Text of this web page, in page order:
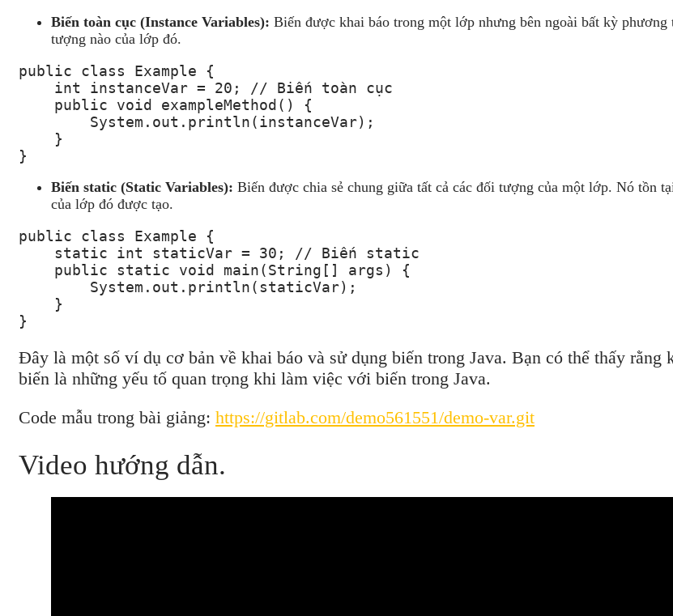
Biến toàn cục (Instance Variables): Biến được khai báo trong một lớp nhưng bên ngoài bất kỳ
tượng nào của lớp đó.
public class Example {
    int instanceVar = 20; // Biến toàn cục
    public void exampleMethod() {
        System.out.println(instanceVar);
    }
}
Biến static (Static Variables): Biến được chia sẻ chung giữa tất cả các đối tượng của một lớp. Nó tồn
của lớp đó được tạo.
public class Example {
    static int staticVar = 30; // Biến static
    public static void main(String[] args) {
        System.out.println(staticVar);
    }
}
Đây là một số ví dụ cơ bản về khai báo và sử dụng biến trong Java. Bạn có thể thấy
biến là những yếu tố quan trọng khi làm việc với biến trong Java.
Code mẫu trong bài giảng: https://gitlab.com/demo561551/demo-var.git
Video hướng dẫn.